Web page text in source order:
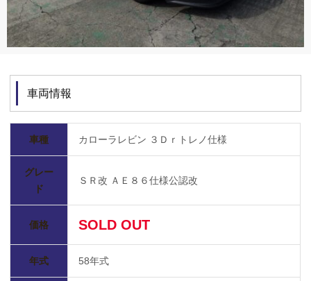
車両情報
車種 カローラレビン ３Ｄｒトレノ仕様
グレー
ド
ＳＲ改 ＡＥ８６仕様公認改
価格 SOLD OUT
年式 58年式